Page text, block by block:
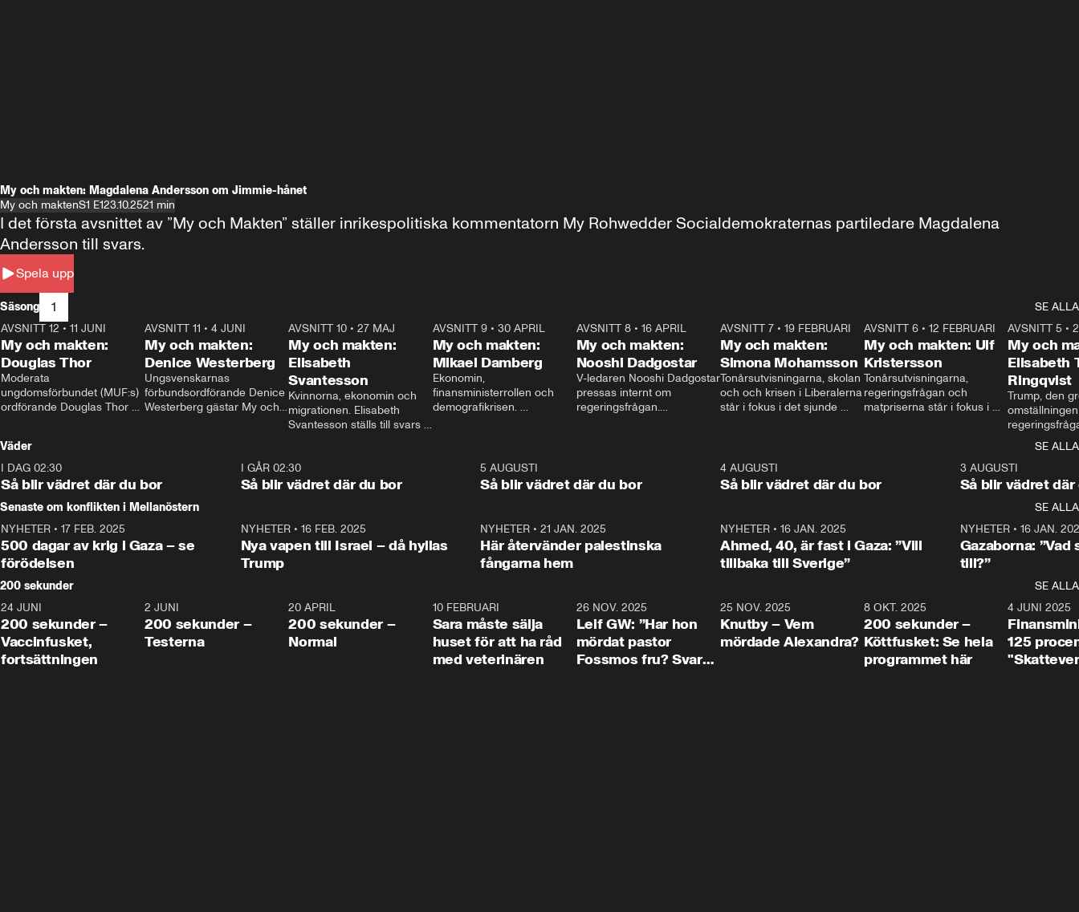
My och makten: Magdalena Andersson om Jimmie-hånet
My och maktenS1 E123.10.2521 min
Spela upp
I det första avsnittet av ”My och Makten” ställer inrikespolitiska kommentatorn My Rohwedder Socialdemokraternas partiledare Magdalena
Andersson till svars.
Säsong 1
SE ALLA
26:27
AVSNITT 12 • 11 JUNI
My och makten:
Douglas Thor
Moderata
ungdomsförbundet (MUF:s)
ordförande Douglas Thor
tonårsutvisningarna och hur
Moderaterna ska locka
väljare till valet i höst.
23:40
AVSNITT 11 •4 JUNI
My och makten:
Denice Westerberg
Ungsvenskarnas
förbundsordförande Denice
Westerberg gästar My och
AVSNITT 10 •27 MAJ
My och makten:
Elisabeth
Svantesson
Kvinnorna, ekonomin och
migrationen. Elisabeth
Svantesson ställs till svars
AVSNITT 9• 30 APRIL
My och makten:
Mikael Damberg
Ekonomin,
finansministerrollen och
demografikrisen.
och Makten.
AVSNITT 8• 16 APRIL
My och makten:
Nooshi Dadgostar
V-ledaren Nooshi Dadgostar
pressas internt om
regeringsfrågan.
– Vi ställer upp i val. Ska vi
vara med så sitter vi förstås
24:30
AVSNITT 7• 19 FEBRUARI
My och makten:
Simona Mohamsson
Tonårsutvisningarna, skolan
och och krisen i Liberalerna
står i fokus i det sjunde
kommentator My
Rohwedder ställer
utbildnings- och
Mohamsson till svars.
27:30
AVSNITT 6 •12 FEBRUARI
My och makten: Ulf
Kristersson
Tonårsutvisningarna,
regeringsfrågan och
matpriserna står i fokus i
Rohwedder ställer
statsminister Ulf Kristersson
AVSNITT 5 •
My och
Elisabeth
Ringqvist
Trump, den
centrum i
avsnittet av
Makten”. Se
Aftonbladets
Rohwedder
Thand Ring
Väder
SE ALLA
I DAG 02:30
Så blir vädret där du bor
1:06
I GÅR 02:30
Så blir vädret där du bor
5 AUGUSTI
Så blir vädret där du bor
4 AUGUSTI
Så blir vädret där du bor
3 AUGUSTI
Så blir vädret där
Senaste om konflikten i Mellanöstern
SE ALLA
NYHETER • 17 FEB. 2025
500 dagar av krig i Gaza – se
förödelsen
NYHETER• 16 FEB. 2025
Nya vapen till Israel – då hyllas
Trump
NYHETER •21 JAN. 2025
Här återvänder palestinska
fångarna hem
NYHETER• 16 JAN. 2025
Ahmed, 40, är fast i Gaza: ”Vill
tillbaka till Sverige”
NYHETER• 16 JAN.
Gazaborna:
till?”
200 sekunder
SE ALLA
5:00
24 JUNI
200 sekunder –
Vaccinfusket,
fortsättningen
4:23
2 JUNI
200 sekunder –
Testerna
20 APRIL
200 sekunder –
Normal
10 FEBRUARI
Sara måste sälja
huset för att ha råd
med veterinären
26 NOV. 2025
Leif GW: ”Har hon
mördat pastor
Fossmos fru? Svar
31:05
25 NOV. 2025
Knutby – Vem
mördade Alexandra?
4:29
8 OKT. 2025
200 sekunder –
Köttfusket: Se hela
programmet här
4 JUNI 2025
125